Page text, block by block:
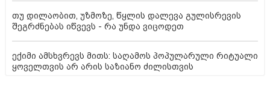
თუ დილაობით, უზმოზე, წყლის დალევა გულისრევის
შეგრძნებას იწვევს - რა უნდა ვიცოდეთ
ექიმი ამსხვრევს მითს: საღამოს პოპულარული რიტუალი
ყოველთვის არ არის საზიანო ძილისთვის